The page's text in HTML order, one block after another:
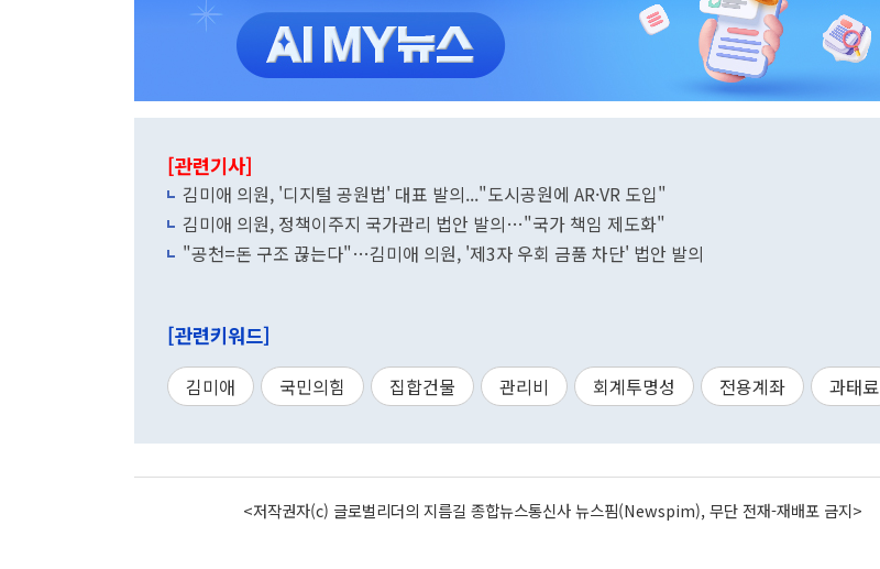
[관련기사]
김미애 의원, '디지털 공원법' 대표 발의..."도시공원에 AR·VR 도입"
김미애 의원, 정책이주지 국가관리 법안 발의…"국가 책임 제도화"
"공천=돈 구조 끊는다"…김미애 의원, '제3자 우회 금품 차단' 법안 발의
[관련키워드]
김미애 국민의힘 집합건물 관리비 회계투명성 전용계좌 과태료
<저작권자(c) 글로벌리더의 지름길 종합뉴스통신사 뉴스핌(Newspim), 무단 전재-재배포 금지>